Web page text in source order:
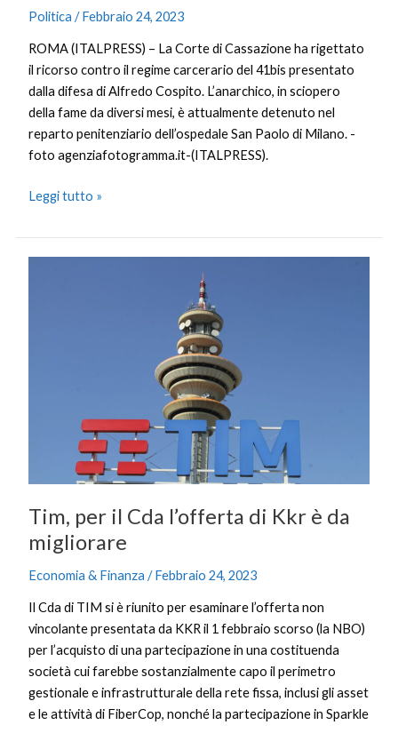
Politica /Febbraio 24, 2023
ROMA (ITALPRESS) – La Corte di Cassazione ha rigettato
il ricorso contro il regime carcerario del 41bis presentato
dalla difesa di Alfredo Cospito. L’anarchico, in sciopero
della fame da diversi mesi, è attualmente detenuto nel
reparto penitenziario dell’ospedale San Paolo di Milano. -
foto agenziafotogramma.it-(ITALPRESS).
Leggi tutto »
Tim, per il Cda l’offerta di Kkr è da
migliorare
Economia & Finanza /Febbraio 24, 2023
Il Cda di TIM si è riunito per esaminare l’offerta non
vincolante presentata da KKR il 1 febbraio scorso (la NBO)
per l’acquisto di una partecipazione in una costituenda
società cui farebbe sostanzialmente capo il perimetro
gestionale e infrastrutturale della rete fissa, inclusi gli asset
e le attività di FiberCop, nonché la partecipazione in Sparkle
migliorare